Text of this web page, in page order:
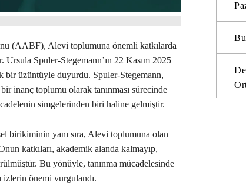
(AABF), Alevi toplumuna önemli katkılarda
Ursula Spuler-Stegemann’ın 22 Kasım 2025
bir üzüntüyle duyurdu. Spuler-Stegemann,
inanç toplumu olarak tanınması sürecinde
simgelerinden biri haline gelmiştir.
birikiminin yanı sıra, Alevi toplumuna olan
katkıları, akademik alanda kalmayıp,
Bu yönüyle, tanınma mücadelesinde
izlerin önemi vurgulandı.